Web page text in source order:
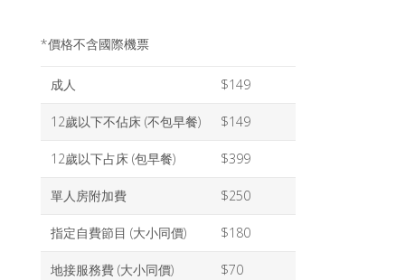
*價格不含國際機票
成人 $149
12歲以下不佔床 (不包早餐) $149
12歲以下占床 (包早餐) $399
單人房附加費 $250
指定自費節目 (大小同價) $180
地接服務費 (大小同價) $70